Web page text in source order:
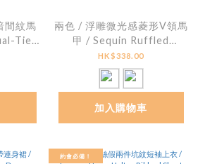
間紋馬
Tie
Vest
兩色 / 浮雕微光感菱形V領馬
甲 / Sequin Ruffled
Diamond Mesh Gilet
HK$338.00
加入購物車
約會必備！